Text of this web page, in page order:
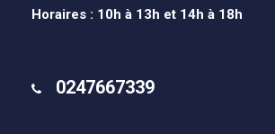
Horaires : 10h à 13h et 14h à 18h
0247667339